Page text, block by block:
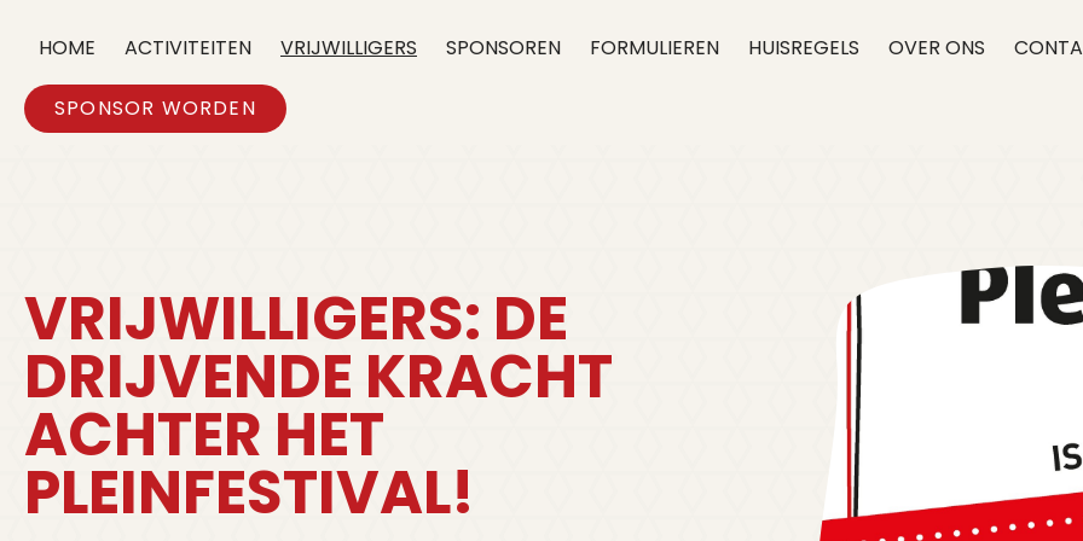
HOME ACTIVITEITEN VRIJWILLIGERS SPONSOREN FORMULIEREN HUISREGELS OVER ONS
SPONSOR WORDEN
VRIJWILLIGERS: DE
DRIJVENDE KRACHT
ACHTER HET
PLEINFESTIVAL!